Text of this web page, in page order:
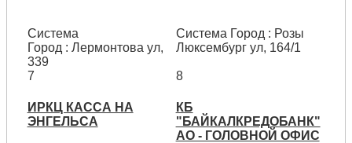
Система
Город : Лермонтова ул,
339
Система Город : Розы
Люксембург ул, 164/1
7
ИРКЦ КАССА НА
ЭНГЕЛЬСА
8
КБ
"БАЙКАЛКРЕДОБАНК"
АО - ГОЛОВНОЙ ОФИС